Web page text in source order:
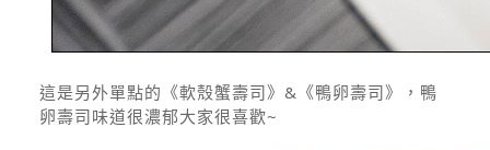
這是另外單點的《軟殼蟹壽司》&《鴨卵壽司》，鴨
卵壽司味道很濃郁大家很喜歡~